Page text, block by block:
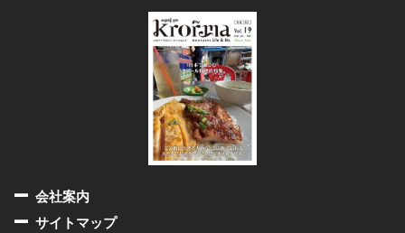
会社案内
サイトマップ